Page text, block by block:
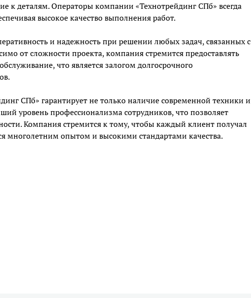
к деталям. Операторы компании «Технотрейдинг СПб» всегда
высокое качество выполнения работ.
и надежность при решении любых задач, связанных с
от сложности проекта, компания стремится предоставлять
что является залогом долгосрочного
СПб» гарантирует не только наличие современной техники и
уровень профессионализма сотрудников, что позволяет
Компания стремится к тому, чтобы каждый клиент получал
многолетним опытом и высокими стандартами качества.